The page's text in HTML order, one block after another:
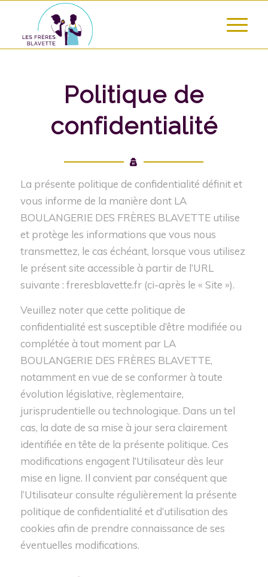
Politique de
confidentialité
La présente politique de confidentialité définit et
vous informe de la manière dont LA
BOULANGERIE DES FRÈRES BLAVETTE utilise
et protège les informations que vous nous
transmettez, le cas échéant, lorsque vous utilisez
le présent site accessible à partir de l’URL
suivante : freresblavette.fr (ci-après le « Site »).
Veuillez noter que cette politique de
confidentialité est susceptible d’être modifiée ou
complétée à tout moment par LA
BOULANGERIE DES FRÈRES BLAVETTE,
notamment en vue de se conformer à toute
évolution législative, règlementaire,
jurisprudentielle ou technologique. Dans un tel
cas, la date de sa mise à jour sera clairement
identifiée en tête de la présente politique. Ces
modifications engagent l’Utilisateur dès leur
mise en ligne. Il convient par conséquent que
l’Utilisateur consulte régulièrement la présente
politique de confidentialité et d’utilisation des
cookies afin de prendre connaissance de ses
éventuelles modifications.